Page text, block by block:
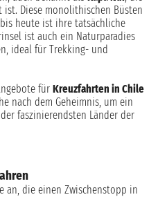
Diese monolithischen Büsten
heute ist ihre tatsächliche
ist auch ein Naturparadies
ideal für Trekking- und
für Kreuzfahrten in Chile
nach dem Geheimnis, um ein
faszinierendsten Länder der
an, die einen Zwischenstopp in